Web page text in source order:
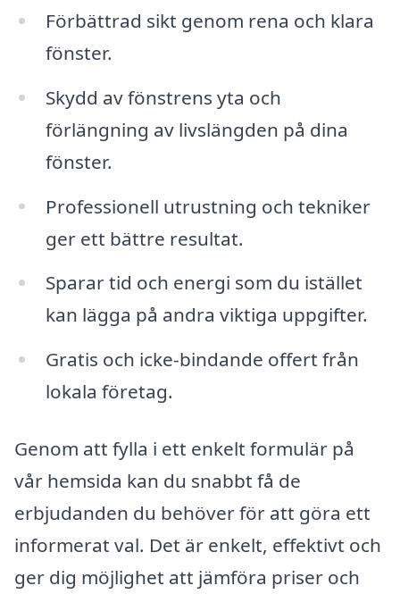
Förbättrad sikt genom rena och klara
fönster.
Skydd av fönstrens yta och
förlängning av livslängden på dina
fönster.
Professionell utrustning och tekniker
ger ett bättre resultat.
Sparar tid och energi som du istället
kan lägga på andra viktiga uppgifter.
Gratis och icke-bindande offert från
lokala företag.
Genom att fylla i ett enkelt formulär på
vår hemsida kan du snabbt få de
erbjudanden du behöver för att göra ett
informerat val. Det är enkelt, effektivt och
ger dig möjlighet att jämföra priser och